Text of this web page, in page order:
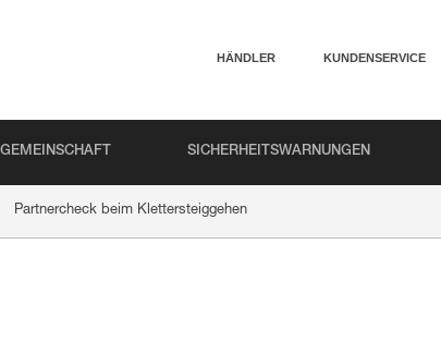
HÄNDLER KUNDENSERVICE
GEMEINSCHAFT SICHERHEITSWARNUNGEN
Partnercheck beim Klettersteiggehen